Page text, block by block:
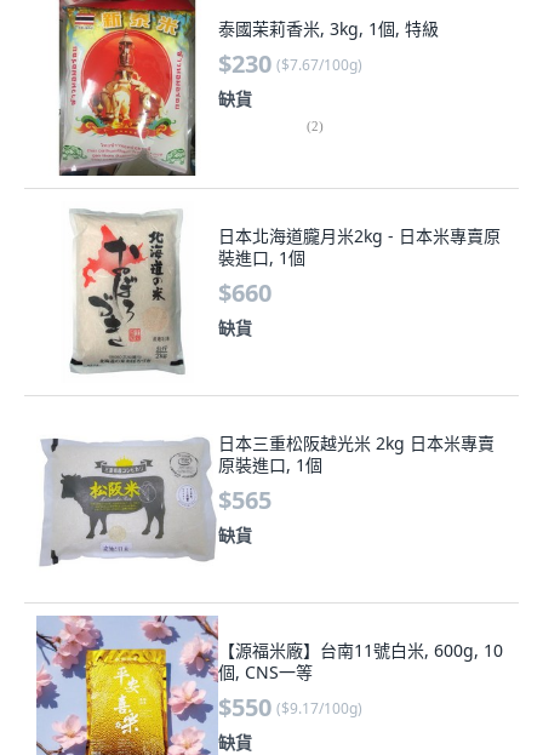
泰國茉莉香米, 3kg, 1個, 特級
$230 ($7.67/100g)
缺貨
(2)
日本北海道朧月米2kg - 日本米專賣原
裝進口, 1個
$660
缺貨
日本三重松阪越光米 2kg 日本米專賣
原裝進口, 1個
$565
缺貨
【源福米廠】台南11號白米, 600g, 10
個, CNS一等
$550 ($9.17/100g)
缺貨